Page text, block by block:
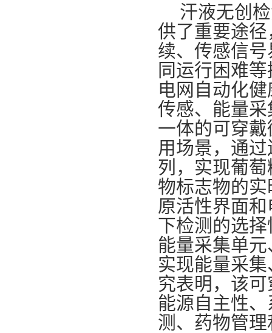
汗液无创
供了重要途
续、传感信
同运行困难
电网自动化
传感、能量
一体的可穿
用场景，通
列，实现葡
物标志物的
原活性界面
下检测的选
能量采集单
实现能量采
究表明，该
能源自主性
测、药物管